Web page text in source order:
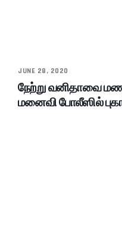
JUNE 28, 2020
நேற்று வனிதாவை
மனைவி போலீஸில்